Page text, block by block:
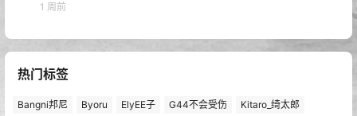
1 周前
热门标签
Bangni邦尼 Byoru ElyEE子 G44不会受伤 Kitaro_绮太郎